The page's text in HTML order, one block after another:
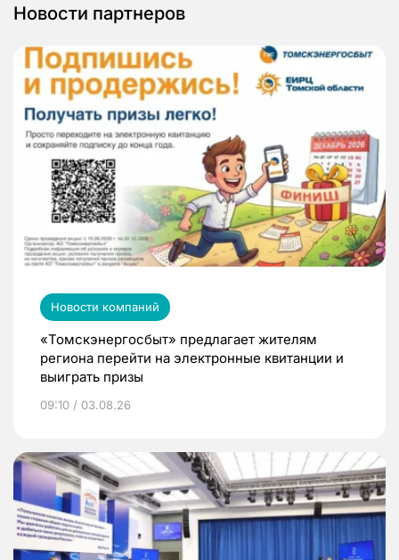
Новости партнеров
Новости компаний
«Томскэнергосбыт» предлагает жителям
региона перейти на электронные квитанции и
выиграть призы
09:10 / 03.08.26